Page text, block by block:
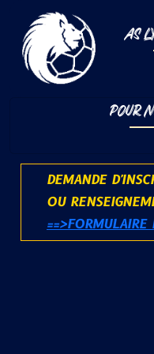
AS
POUR
DEMANDE
OU
==>FORMULAIRE